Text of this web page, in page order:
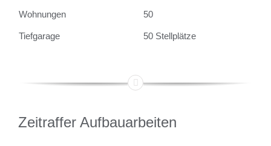
Wohnungen 50
Tiefgarage 50 Stellplätze
Zeitraffer Aufbauarbeiten